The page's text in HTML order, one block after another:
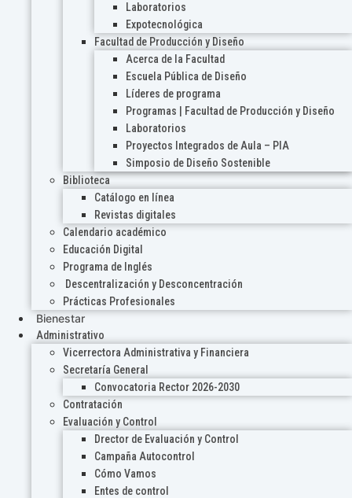
Laboratorios
Expotecnológica
Facultad de Producción y Diseño
Acerca de la Facultad
Escuela Pública de Diseño
Líderes de programa
Programas | Facultad de Producción y Diseño
Laboratorios
Proyectos Integrados de Aula – PIA
Simposio de Diseño Sostenible
Biblioteca
Catálogo en línea
Revistas digitales
Calendario académico
Educación Digital
Programa de Inglés
Descentralización y Desconcentración
Prácticas Profesionales
Bienestar
Administrativo
Vicerrectora Administrativa y Financiera
Secretaría General
Convocatoria Rector 2026-2030
Contratación
Evaluación y Control
Drector de Evaluación y Control
Campaña Autocontrol
Cómo Vamos
Entes de control